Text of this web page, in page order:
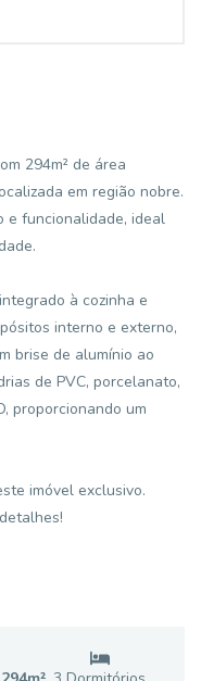
294m² de área
em região nobre.
e funcionalidade, ideal
à cozinha e
interno e externo,
brise de alumínio ao
de PVC, porcelanato,
proporcionando um
imóvel exclusivo.